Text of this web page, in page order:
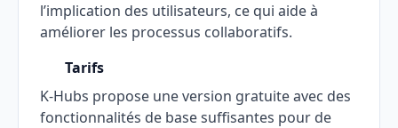
l’implication des utilisateurs, ce qui aide à
améliorer les processus collaboratifs.
Tarifs
K-Hubs propose une version gratuite avec des
fonctionnalités de base suffisantes pour de